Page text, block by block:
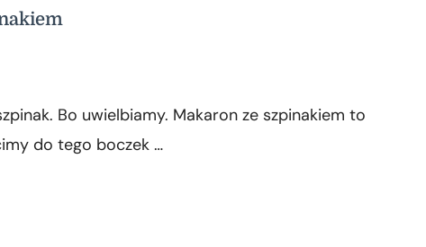
Bo uwielbiamy. Makaron ze szpinakiem to
do tego boczek …